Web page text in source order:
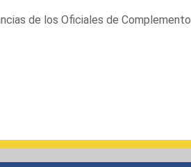
de los Oficiales de Complemento